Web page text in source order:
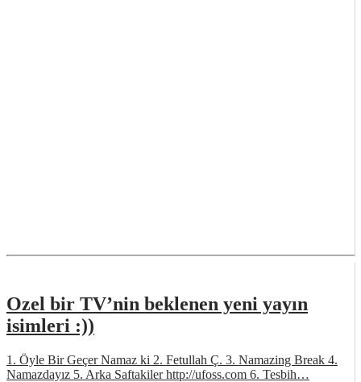
Ozel bir TV’nin beklenen yeni yayın
isimleri :))
1. Öyle Bir Geçer Namaz ki 2. Fetullah Ç. 3. Namazing Break 4.
Namazdayız 5. Arka Saftakiler http://ufoss.com 6. Tesbih…